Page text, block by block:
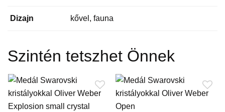
Dizajn kővel, fauna
Szintén tetszhet Önnek